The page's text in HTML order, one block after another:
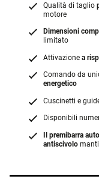
Qualità di taglio
motore
Dimensioni
limitato
Attivazione a
Comando da
energetico
Cuscinetti e
Disponibili
Il premibarra
antiscivolo